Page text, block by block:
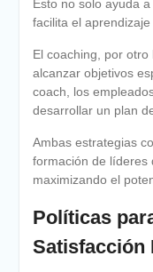
Esto no solo ayuda
facilita el
El coaching, por
alcanzar objetivos
coach, los
desarrollar un plan
Ambas estrategias
formación de líderes
maximizando el
Políticas
Satisfacción